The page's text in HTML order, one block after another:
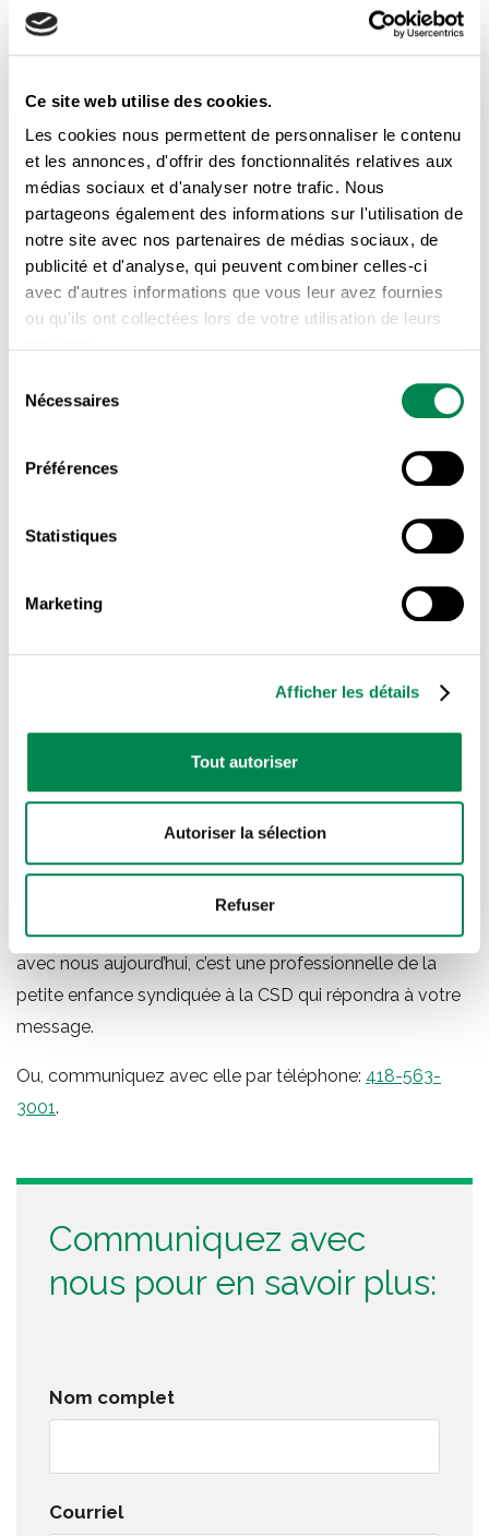
Ce site web utilise des cookies.
Les cookies nous permettent de personnaliser le contenu
et les annonces, d'offrir des fonctionnalités relatives aux
médias sociaux et d'analyser notre trafic. Nous
partageons également des informations sur l'utilisation de
notre site avec nos partenaires de médias sociaux, de
publicité et d'analyse, qui peuvent combiner celles-ci
avec d'autres informations que vous leur avez fournies
ou qu'ils ont collectées lors de votre utilisation de leurs
Nécessaires
Préférences
Statistiques
Marketing
Afficher les détails
Tout autoriser
Autoriser la sélection
Refuser
éducatrice syndiquée est au bout du fil
CNESST en cas de blessure au travail.
Économique:
vous ne payezaucune cotisation
ne travaillez pas (retrait préventif, etc.)
remboursement de vos fraisd’expertises
médicales et vos frais juridiques en cas
de blessure
De la formation et de l’encadrement pour
Ce que nos membres en pensent:
Un processus confidentiel et
sans obligation
Obtenez dès aujourd’hui le respect et la
reconnaissance que vous méritez.Communiquez
avec nous aujourd’hui, c’est une professionnelle de la
petite enfance syndiquée à la CSD qui répondra à votre
message.
Ou, communiquez avec elle par téléphone: 418-563-
3001.
Communiquez avec
nous pour en savoir plus:
Nom complet
Courriel